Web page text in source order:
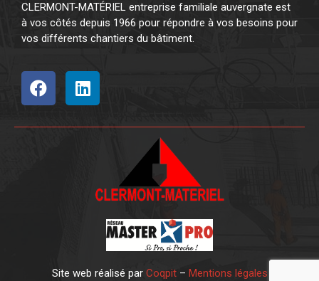
CLERMONT-MATÉRIEL entreprise familiale auvergnate est
à vos côtés depuis 1966 pour répondre à vos besoins pour
vos différents chantiers du bâtiment.
Site web réalisé par Coqpit– Mentions légales